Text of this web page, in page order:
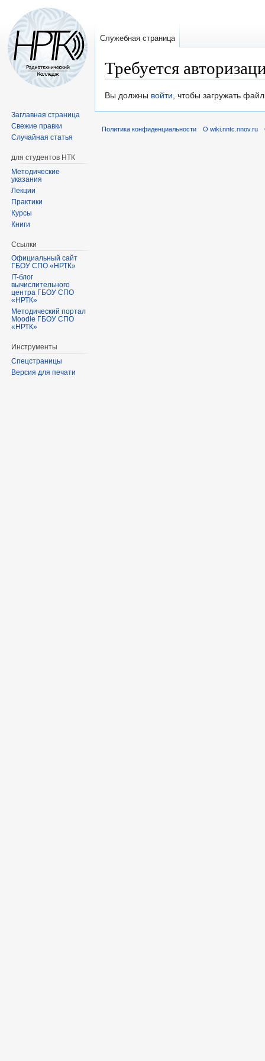
Требуется
Перейти
Перейти
Вы должны войти, чтобы загружать
Служебная страница
Заглавная страница
Свежие правки
Случайная статья
для студентов НТК
Методические
указания
Лекции
Практики
Курсы
Книги
Ссылки
Официальный сайт
ГБОУ СПО «НРТК»
IT-блог
вычислительного
центра ГБОУ СПО
«НРТК»
Методический портал
Moodle ГБОУ СПО
«НРТК»
Инструменты
Спецстраницы
Версия для печати
Политика конфиденциальности О wiki.nntc.nnov.ru